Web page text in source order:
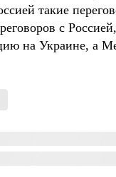
такие
с
на Украине, а